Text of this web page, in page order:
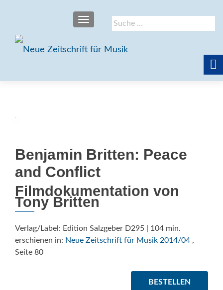
Suche
nach:
SCHALTE NAVIGATION
Benjamin Britten: Peace
and Conflict
Filmdokumentation von
Tony Britten
Verlag/Label: Edition Salzgeber D295 | 104 min.
erschienen in: Neue Zeitschrift für Musik 2014/04 ,
Seite 80
BESTELLEN